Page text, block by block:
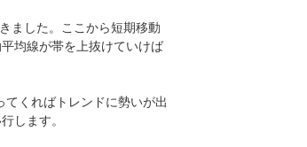
ました。ここから短期移動
均線が帯を上抜けていけば
くればトレンドに勢いが出
します。